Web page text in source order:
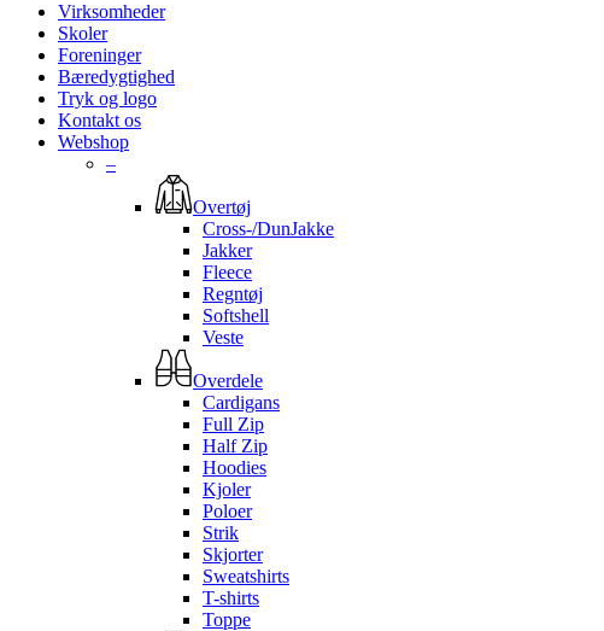
Virksomheder
Skoler
Foreninger
Bæredygtighed
Tryk og logo
Kontakt os
Webshop
–
Overtøj
Cross-/DunJakke
Jakker
Fleece
Regntøj
Softshell
Veste
Overdele
Cardigans
Full Zip
Half Zip
Hoodies
Kjoler
Poloer
Strik
Skjorter
Sweatshirts
T-shirts
Toppe